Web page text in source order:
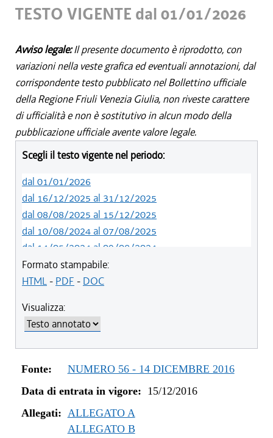
TESTO VIGENTE dal 01/01/2026
Avviso legale:Il presente documento è riprodotto, con
variazioni nella veste grafica ed eventuali annotazioni, dal
corrispondente testo pubblicato nel Bollettino ufficiale
della Regione Friuli Venezia Giulia, non riveste carattere
di ufficialità e non è sostitutivo in alcun modo della
pubblicazione ufficiale avente valore legale.
Scegli il testo vigente nel periodo:
dal 01/01/2026
dal 16/12/2025 al 31/12/2025
dal 08/08/2025 al 15/12/2025
dal 10/08/2024 al 07/08/2025
dal 14/05/2024 al 09/08/2024
dal 01/01/2024 al 13/05/2024
dal 31/10/2023 al 31/12/2023
dal 07/03/2023 al 11/08/2023
dal 01/01/2023 al 06/03/2023
dal 09/08/2022 al 31/12/2022
dal 01/01/2022 al 08/08/2022
dal 06/11/2021 al 09/12/2021
dal 27/10/2021 al 05/11/2021
dal 20/05/2021 al 26/10/2021
Formato stampabile:
HTML- PDF - DOC
Visualizza:
Fonte:
NUMERO 56 - 14 DICEMBRE 2016
Data di entrata in vigore: 15/12/2016
Allegati: ALLEGATO A
ALLEGATO B